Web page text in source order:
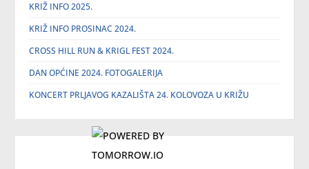
KRIŽ INFO 2025.
KRIŽ INFO PROSINAC 2024.
CROSS HILL RUN & KRIGL FEST 2024.
DAN OPĆINE 2024. FOTOGALERIJA
KONCERT PRLJAVOG KAZALIŠTA 24. KOLOVOZA U KRIŽU